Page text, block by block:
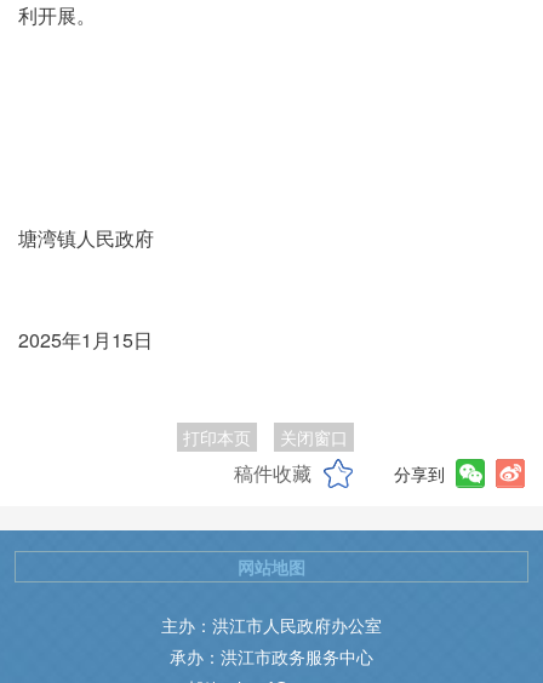
利开展。
塘湾镇人民政府
2025年1月15日
打印本页 关闭窗口
稿件收藏 分享到
主办：洪江市人民政府办公室
承办：洪江市政务服务中心
网站地图